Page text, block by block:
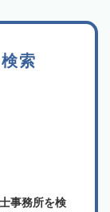
索
事務所を検